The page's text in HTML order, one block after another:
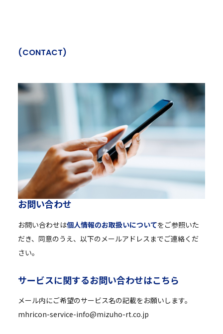
(CONTACT)
お問い合わせ
お問い合わせは個人情報のお取扱いについてをご参照いた
だき、同意のうえ、以下のメールアドレスまでご連絡くだ
さい。
サービスに関するお問い合わせはこちら
メール内にご希望のサービス名の記載をお願いします。
mhricon-service-info@mizuho-rt.co.jp